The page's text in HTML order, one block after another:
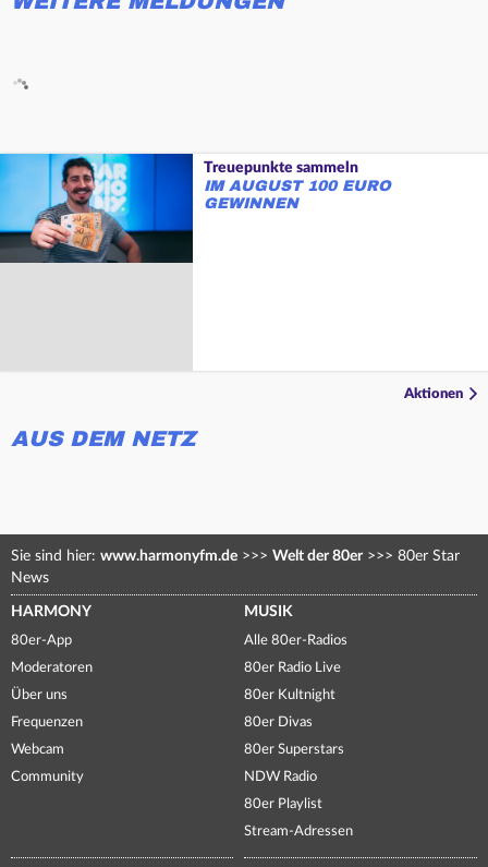
Treuepunkte sammeln
IM AUGUST 100 EURO
GEWINNEN
Aktionen
AUS DEM NETZ
Sie sind hier: www.harmonyfm.de >>> Welt der 80er >>> 80er Star
News
HARMONY
80er-App
Moderatoren
Über uns
Frequenzen
Webcam
Community
MUSIK
Alle 80er-Radios
80er Radio Live
80er Kultnight
80er Divas
80er Superstars
NDW Radio
80er Playlist
Stream-Adressen